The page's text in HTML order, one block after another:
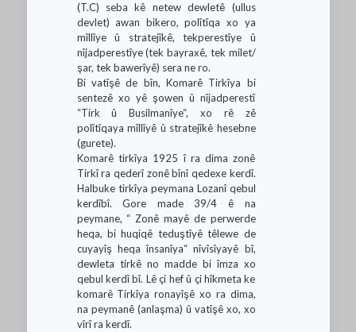
(T.C) seba kê netew dewletê (ullus
devlet) awan bikero, polîtîqa xo ya
mîllîye û stratejîkê, tekperestîye û
nîjadperestîye (tek bayraxê, tek milet/
şar, tek bawerîyê) sera ne ro.
Bi vatîşê de bîn, Komarê Tirkîya bi
sentezê xo yê şowen û nîjadperestî
“Tirk û Busilmanîye“, xo rê zê
polîtîqaya mîllîyê û stratejîkê hesebne
(gurete).
Komarê tirkîya 1925 î ra dima zonê
Tirkî ra qederî zonê bînî qedexe kerdî.
Halbuke tirkîya peymana Lozanî qebul
kerdîbî. Gore made 39/4 ê na
peymane, “ Zonê mayê de perwerde
heqa, bi huqiqê teduştîyê têlewe de
cuyayîş heqa însanîya“ nîvîsîyayê bî,
dewleta tirkê no madde bi îmza xo
qebul kerdî bî. Lê çi hef û çi hîkmeta ke
komarê Tirkîya ronayîşê xo ra dima,
na peymanê (anlaşma) û vatîşê xo, xo
vîrî ra kerdî.